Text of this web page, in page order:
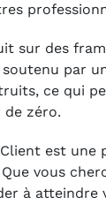
sur des
par
ce qui
zéro.
est
vous
à